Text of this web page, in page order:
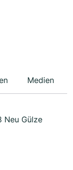
Medien
Neu Gülze